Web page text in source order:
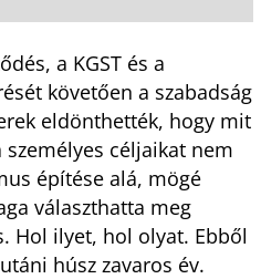
a KGST és a
követően a szabadság
eldönthették, hogy mit
személyes céljaikat nem
építése alá, mögé
választhatta meg
Hol ilyet, hol olyat. Ebből
húsz zavaros év.